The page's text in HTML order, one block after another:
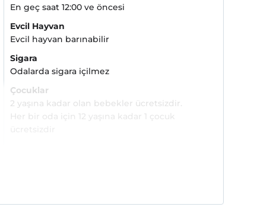
En geç saat 12:00 ve öncesi
Evcil Hayvan
Evcil hayvan barınabilir
Sigara
Odalarda sigara içilmez
Çocuklar
2 yaşına kadar olan bebekler ücretsizdir.
Her bir oda için 12 yaşına kadar 1 çocuk